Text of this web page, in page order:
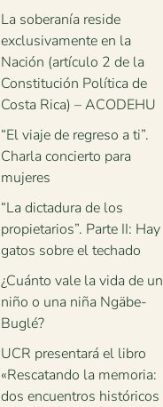
La soberanía reside
exclusivamente en la
Nación (artículo 2 de la
Constitución Política de
Costa Rica) – ACODEHU
“El viaje de regreso a ti”.
Charla concierto para
mujeres
“La dictadura de los
propietarios”. Parte II: Hay
gatos sobre el techado
¿Cuánto vale la vida de un
niño o una niña Ngäbe-
Buglé?
UCR presentará el libro
«Rescatando la memoria:
dos encuentros históricos